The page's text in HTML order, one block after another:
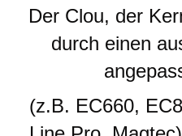
Der Clou, der
durch einen
(z.B. EC660,